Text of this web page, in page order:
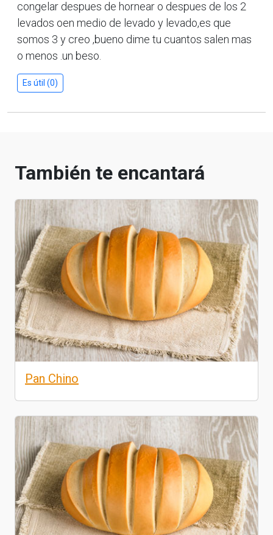
congelar despues de hornear o despues de los 2
levados oen medio de levado y levado,es que
somos 3 y creo ,bueno dime tu cuantos salen mas
o menos .un beso.
Es útil (0)
También te encantará
Pan Chino